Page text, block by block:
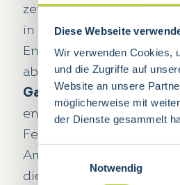
Diese Webseite
Wir verwenden Cookies,
und die Zugriffe auf
Website an unsere
möglicherweise mit
der Dienste gesammelt
Einwilligungsauswahl
Notwendig
zerlegt. Kohlenhydrate
in Monosaccharide
Enzyme aus der
abgeabut und die Fette
Gallenflüssigkeit zu
entsprechenden
Fettsäuren geteilt
Aminosäuren und kleine
die Darmwand ins Blut